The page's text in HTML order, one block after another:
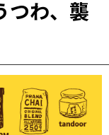
つわ、襲